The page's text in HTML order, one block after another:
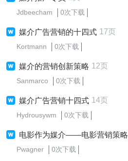
Jdbeecham 0次下载
媒介广告营销的十四式 17页
Kortmann 0次下载
媒介的营销创新策略 12页
Sanmarco 0次下载
媒介广告营销十四式 14页
Hydrousywm 0次下载
电影作为媒介——电影营销策略
Pwagner 0次下载